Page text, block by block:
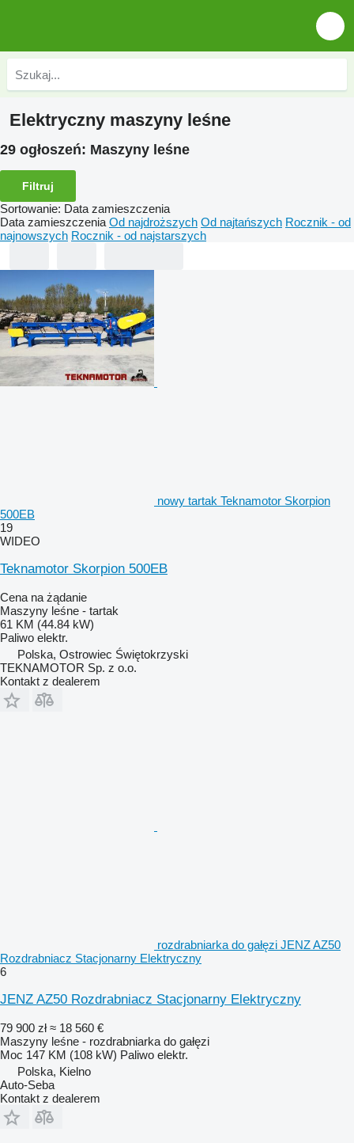
Elektryczny maszyny leśne
29 ogłoszeń: Maszyny leśne
Filtruj
Sortowanie: Data zamieszczenia
Data zamieszczenia Od najdroższych Od najtańszych Rocznik - od
najnowszych Rocznik - od najstarszych
nowy tartak Teknamotor Skorpion
500EB
19
WIDEO
Teknamotor Skorpion 500EB
Cena na żądanie
Maszyny leśne - tartak
61 KM (44.84 kW)
Paliwo elektr.
Polska, Ostrowiec Świętokrzyski
TEKNAMOTOR Sp. z o.o.
Kontakt z dealerem
rozdrabniarka do gałęzi JENZ AZ50
Rozdrabniacz Stacjonarny Elektryczny
6
JENZ AZ50 Rozdrabniacz Stacjonarny Elektryczny
79 900 zł ≈ 18 560 €
Maszyny leśne - rozdrabniarka do gałęzi
Moc 147 KM (108 kW) Paliwo elektr.
Polska, Kielno
Auto-Seba
Kontakt z dealerem